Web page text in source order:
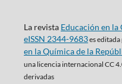
La revista Educación en la
eISSN 2344-9683es editada
en la Química de la
una licencia internacional CC
derivadas